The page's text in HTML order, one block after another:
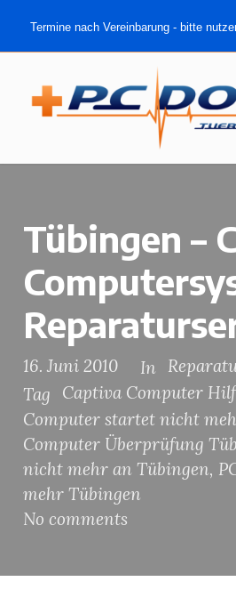
Termine nach Vereinbarung - bitte
Tübingen –
16. Juni 2010 In
Tag
Captiva Computer
Computer startet nicht
Computer Überprüfung
nicht mehr an Tübingen,
mehr Tübingen
No comments